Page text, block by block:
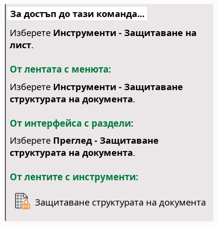
За достъп до тази команда...
Изберете Инструменти - Защитаване на
лист.
От лентата с менюта:
Изберете Инструменти - Защитаване
структурата на документа.
От интерфейса с раздели:
Изберете Преглед - Защитаване
структурата на документа.
От лентите с инструменти:
Защитаване структурата на документа